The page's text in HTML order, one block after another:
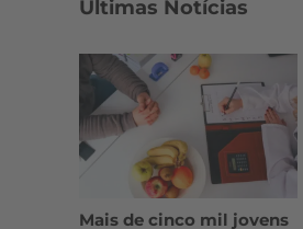
Últimas Notícias
Mais de cinco mil jovens